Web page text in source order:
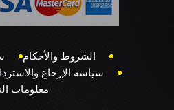
الشروط والأحكام
سياسة الإرجاع
معلومات